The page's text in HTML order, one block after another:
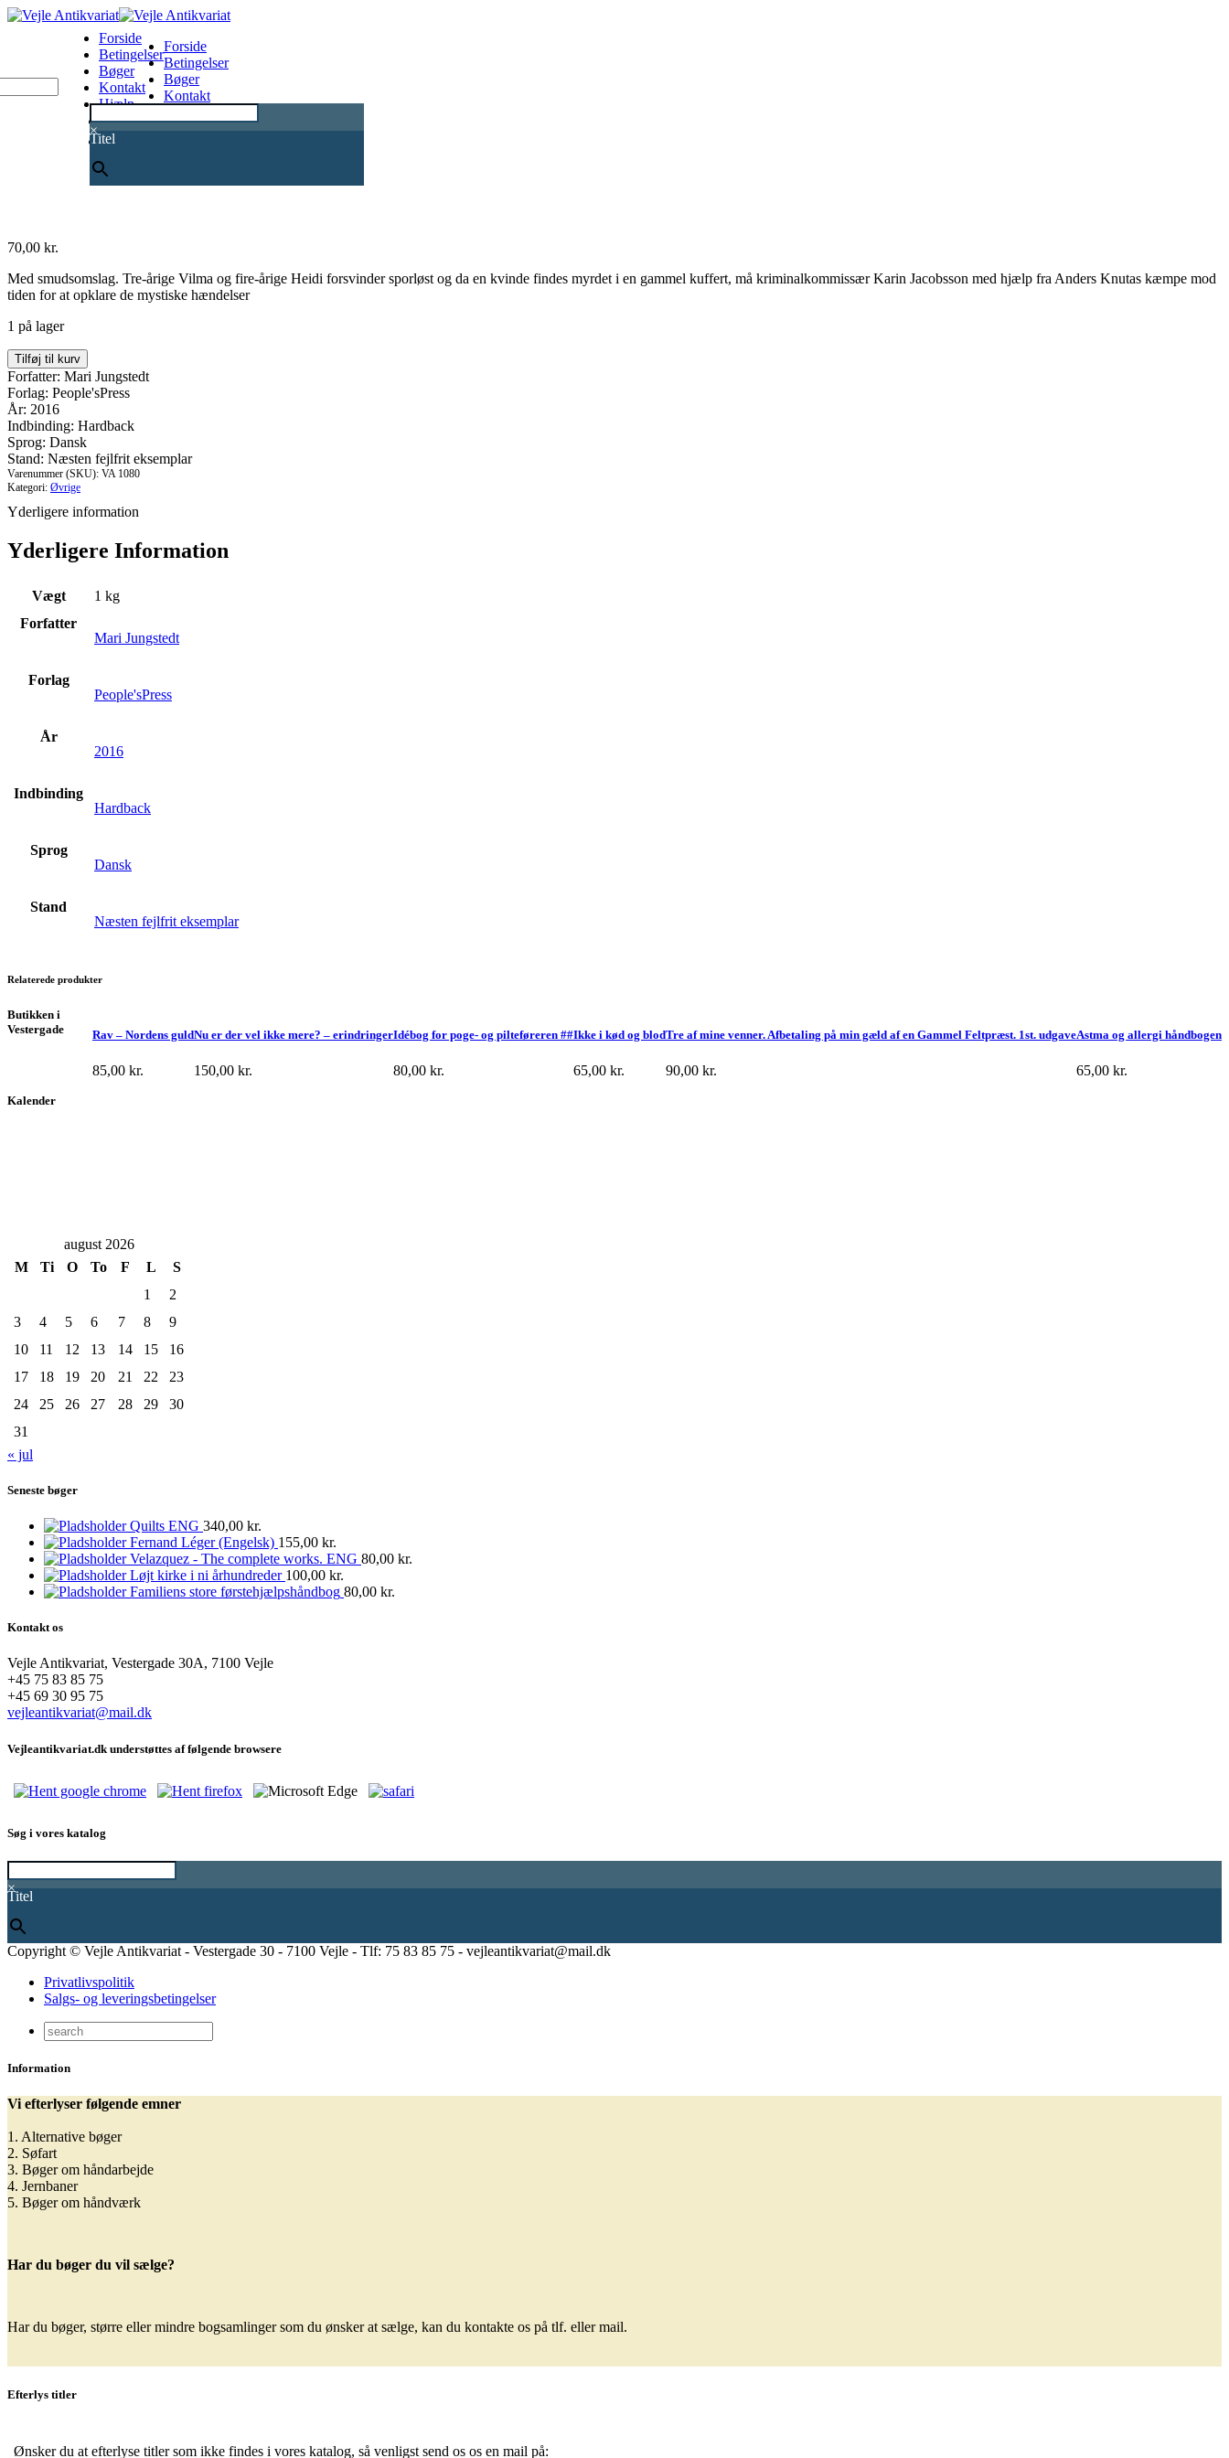
×
Titel
Forside
Betingelser
Bøger
Kontakt
Hjælp
0
Forside
Betingelser
Bøger
Kontakt
70,00 kr.
Med smudsomslag. Tre-årige Vilma og fire-årige Heidi forsvinder sporløst og da en kvinde findes myrdet i en gammel kuffert, må kriminalkommissær Karin Jacobsson med hjælp fra Anders Knutas kæmpe mod
tiden for at opklare de mystiske hændelser
1 på lager
Du
går
ikke
alene
antal
Tilføj til kurv
Forfatter: Mari Jungstedt
Forlag: People'sPress
År: 2016
Indbinding: Hardback
Sprog: Dansk
Stand: Næsten fejlfrit eksemplar
Varenummer (SKU): VA 1080
Kategori: Øvrige
Yderligere information
Yderligere Information
Vægt
1 kg
Forfatter
Mari Jungstedt
Forlag
People'sPress
År
2016
Indbinding
Hardback
Sprog
Dansk
Stand
Næsten fejlfrit eksemplar
Relaterede produkter
Astma og allergi håndbogen
65,00 kr.
Tre af mine venner. Afbetaling på min gæld af en Gammel Feltpræst. 1st. udgave
90,00 kr.
Ikke i kød og blod
65,00 kr.
Idébog for poge- og pilteføreren ##
80,00 kr.
Nu er der vel ikke mere? – erindringer
150,00 kr.
Rav – Nordens guld
85,00 kr.
Butikken i
Vestergade
Kalender
august 2026
M
Ti O To F L
S
1
2
3
4 5 6 7 8
9
10
11 12 13 14 15
16
17
18 19 20 21 22
23
24
25 26 27 28 29
30
31
« jul
Seneste bøger
Quilts ENG 340,00 kr.
Fernand Léger (Engelsk) 155,00 kr.
Velazquez - The complete works. ENG 80,00 kr.
Løjt kirke i ni århundreder 100,00 kr.
Familiens store førstehjælpshåndbog 80,00 kr.
Kontakt os
Vejle Antikvariat, Vestergade 30A, 7100 Vejle
+45 75 83 85 75
+45 69 30 95 75
vejleantikvariat@mail.dk
Vejleantikvariat.dk understøttes af følgende browsere
Søg i vores katalog
×
Titel
Copyright © Vejle Antikvariat - Vestergade 30 - 7100 Vejle - Tlf: 75 83 85 75 - vejleantikvariat@mail.dk
Privatlivspolitik
Salgs- og leveringsbetingelser
Information
Vi efterlyser følgende emner
1. Alternative bøger
2. Søfart
3. Bøger om håndarbejde
4. Jernbaner
5. Bøger om håndværk
Har du bøger du vil sælge?
Har du bøger, større eller mindre bogsamlinger som du ønsker at sælge, kan du kontakte os på tlf. eller mail.
Efterlys titler
Ønsker du at efterlyse titler som ikke findes i vores katalog, så venligst send os os en mail på: